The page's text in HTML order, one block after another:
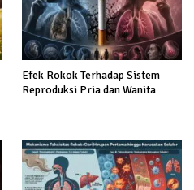
Efek Rokok Terhadap Sistem
Reproduksi Pria dan Wanita